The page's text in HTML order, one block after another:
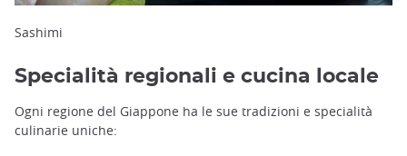
Sashimi
Specialità regionali e cucina locale
Ogni regione del Giappone ha le sue tradizioni e specialità
culinarie uniche: